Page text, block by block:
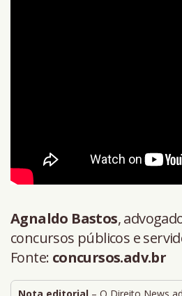
Agnaldo Bastos,
concursos públicos e
Fonte: concursos.adv.br